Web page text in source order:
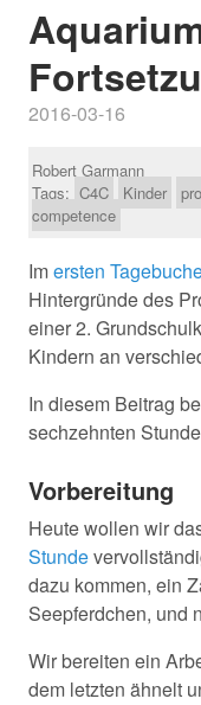
2016-03-16
Robert Garmann
Tags: C4C Kinder
competence
Imersten
Hintergründe des
einer 2.
Kindern an
In diesem Beitrag
sechzehnten
Vorbereitung
Heute wollen wir
Stunde
dazu kommen, ein
Seepferdchen, und
Wir bereiten ein
dem letzten ähnelt